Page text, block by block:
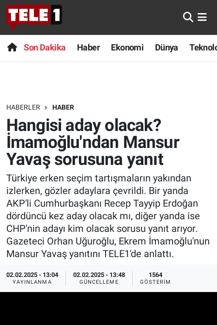
Son Dakika Haber Ekonomi Dünya
HABERLER HABER
Hangisi aday olacak?
İmamoğlu'ndan Mansur
Yavaş sorusuna yanıt
Türkiye erken seçim tartışmaların yakından
izlerken, gözler adaylara çevrildi. Bir yanda
AKP'li Cumhurbaşkanı Recep Tayyip Erdoğan
dördüncü kez aday olacak mı, diğer yanda ise
CHP'nin adayı kim olacak sorusu yanıt arıyor.
Gazeteci Orhan Uğuroğlu, Ekrem İmamoğlu'nun
Mansur Yavaş yanıtını TELE1'de anlattı.
02.02.2025 - 13:04
YAYINLANMA
02.02.2025 - 13:48
GÜNCELLEME
1564
GÖSTERIM
Anında Manşet
Başka Sohbetler
Bilim turu
Bilim ve Teknoloji Evreni
Doğa Konuşuyor
Dünya
Ege Saati
Ege'den Esintiler
Eğitim
Eğlence
Son Dakika
Haber
Dünya
Teknoloji
Sağlık
Spor
Yayın Akışı
İletişim
Nöbetçi Eczaneler
Hava Durumu
Trafik Durumu
Süper Lig Puan Durumu ve Fikstür
Tüm Manşetler
Son Dakika Haberleri
Haber Arşivi